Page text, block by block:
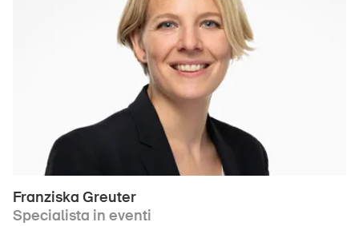
Franziska Greuter
Specialista in eventi